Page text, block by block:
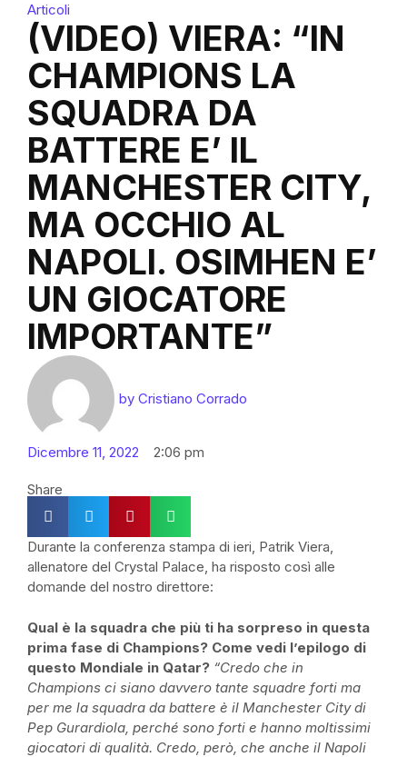
Articoli
(VIDEO) VIERA: “IN
CHAMPIONS LA
SQUADRA DA
BATTERE E’ IL
MANCHESTER CITY,
MA OCCHIO AL
NAPOLI. OSIMHEN E’
UN GIOCATORE
IMPORTANTE”
by Cristiano Corrado
Dicembre 11, 2022 2:06 pm
Share
Durante la conferenza stampa di ieri, Patrik Viera,
allenatore del Crystal Palace, ha risposto così alle
domande del nostro direttore:
Qual è la squadra che più ti ha sorpreso in questa
prima fase di Champions? Come vedi l’epilogo di
questo Mondiale in Qatar? “Credo che in
Champions ci siano davvero tante squadre forti ma
per me la squadra da battere è il Manchester City di
Pep Gurardiola, perché sono forti e hanno moltissimi
giocatori di qualità. Credo, però, che anche il Napoli